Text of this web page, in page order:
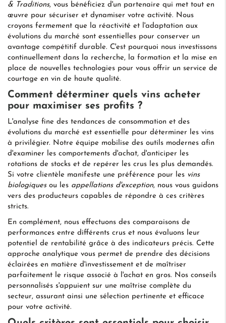
& Traditions, vous bénéficiez d'un partenaire qui met tout en
œuvre pour sécuriser et dynamiser votre activité. Nous
croyons fermement que la réactivité et l'adaptation aux
évolutions du marché sont essentielles pour conserver un
avantage compétitif durable. C'est pourquoi nous investissons
continuellement dans la recherche, la formation et la mise en
place de nouvelles technologies pour vous offrir un service de
courtage en vin de haute qualité.
Comment déterminer quels vins acheter
pour maximiser ses profits ?
L'analyse fine des tendances de consommation et des
évolutions du marché est essentielle pour déterminer les vins
à privilégier. Notre équipe mobilise des outils modernes afin
d'examiner les comportements d'achat, d'anticiper les
rotations de stocks et de repérer les crus les plus demandés.
Si votre clientèle manifeste une préférence pour les vins
biologiquesou les appellations d'exception, nous vous guidons
vers des producteurs capables de répondre à ces critères
stricts.
En complément, nous effectuons des comparaisons de
performances entre différents crus et nous évaluons leur
potentiel de rentabilité grâce à des indicateurs précis. Cette
approche analytique vous permet de prendre des décisions
éclairées en matière d'investissement et de maîtriser
parfaitement le risque associé à l'achat en gros. Nos conseils
personnalisés s'appuient sur une maîtrise complète du
secteur, assurant ainsi une sélection pertinente et efficace
pour votre activité.